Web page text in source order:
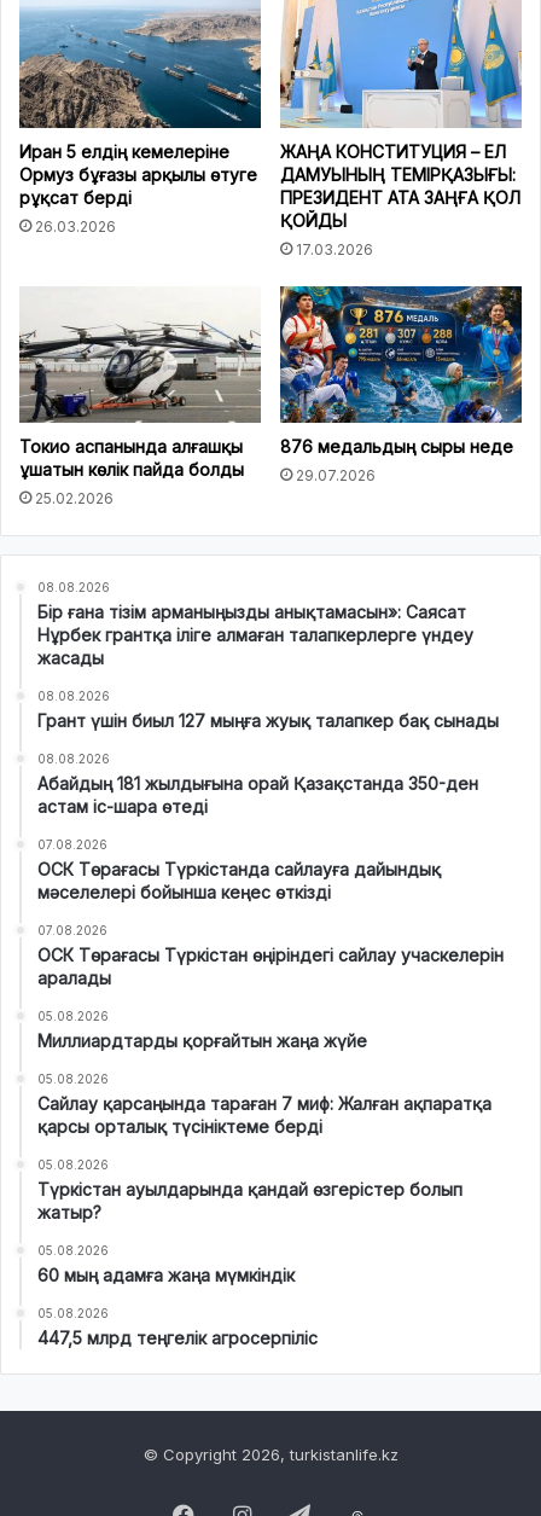
Иран 5 елдің кемелеріне
Ормуз бұғазы арқылы өтуге
рұқсат берді
26.03.2026
ЖАҢА КОНСТИТУЦИЯ – ЕЛ
ДАМУЫНЫҢ ТЕМІРҚАЗЫҒЫ:
ПРЕЗИДЕНТ АТА ЗАҢҒА ҚОЛ
ҚОЙДЫ
17.03.2026
Токио аспанында алғашқы
ұшатын көлік пайда болды
25.02.2026
876 медальдың сыры неде
29.07.2026
08.08.2026
Бір ғана тізім арманыңызды анықтамасын»: Саясат
Нұрбек грантқа іліге алмаған талапкерлерге үндеу
жасады
08.08.2026
Грант үшін биыл 127 мыңға жуық талапкер бақ сынады
08.08.2026
Абайдың 181 жылдығына орай Қазақстанда 350-ден
астам іс-шара өтеді
07.08.2026
ОСК Төрағасы Түркістанда сайлауға дайындық
мәселелері бойынша кеңес өткізді
07.08.2026
ОСК Төрағасы Түркістан өңіріндегі сайлау учаскелерін
аралады
05.08.2026
Миллиардтарды қорғайтын жаңа жүйе
05.08.2026
Сайлау қарсаңында тараған 7 миф: Жалған ақпаратқа
қарсы орталық түсініктеме берді
05.08.2026
Түркістан ауылдарында қандай өзгерістер болып
жатыр?
05.08.2026
60 мың адамға жаңа мүмкіндік
05.08.2026
447,5 млрд теңгелік агросерпіліс
© Copyright 2026, turkistanlife.kz